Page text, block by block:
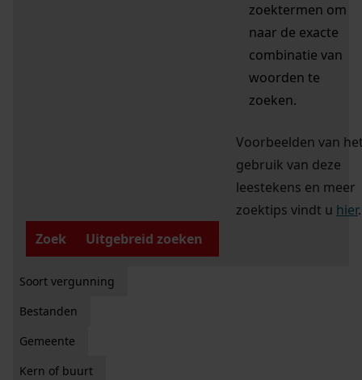
zoektermen om
naar de exacte
combinatie van
woorden te
zoeken.
Voorbeelden van
gebruik van deze
leestekens en meer
zoektips vindt u hier.
Zoek
Uitgebreid zoeken
Soort vergunning
Bestanden
Gemeente
Kern of buurt